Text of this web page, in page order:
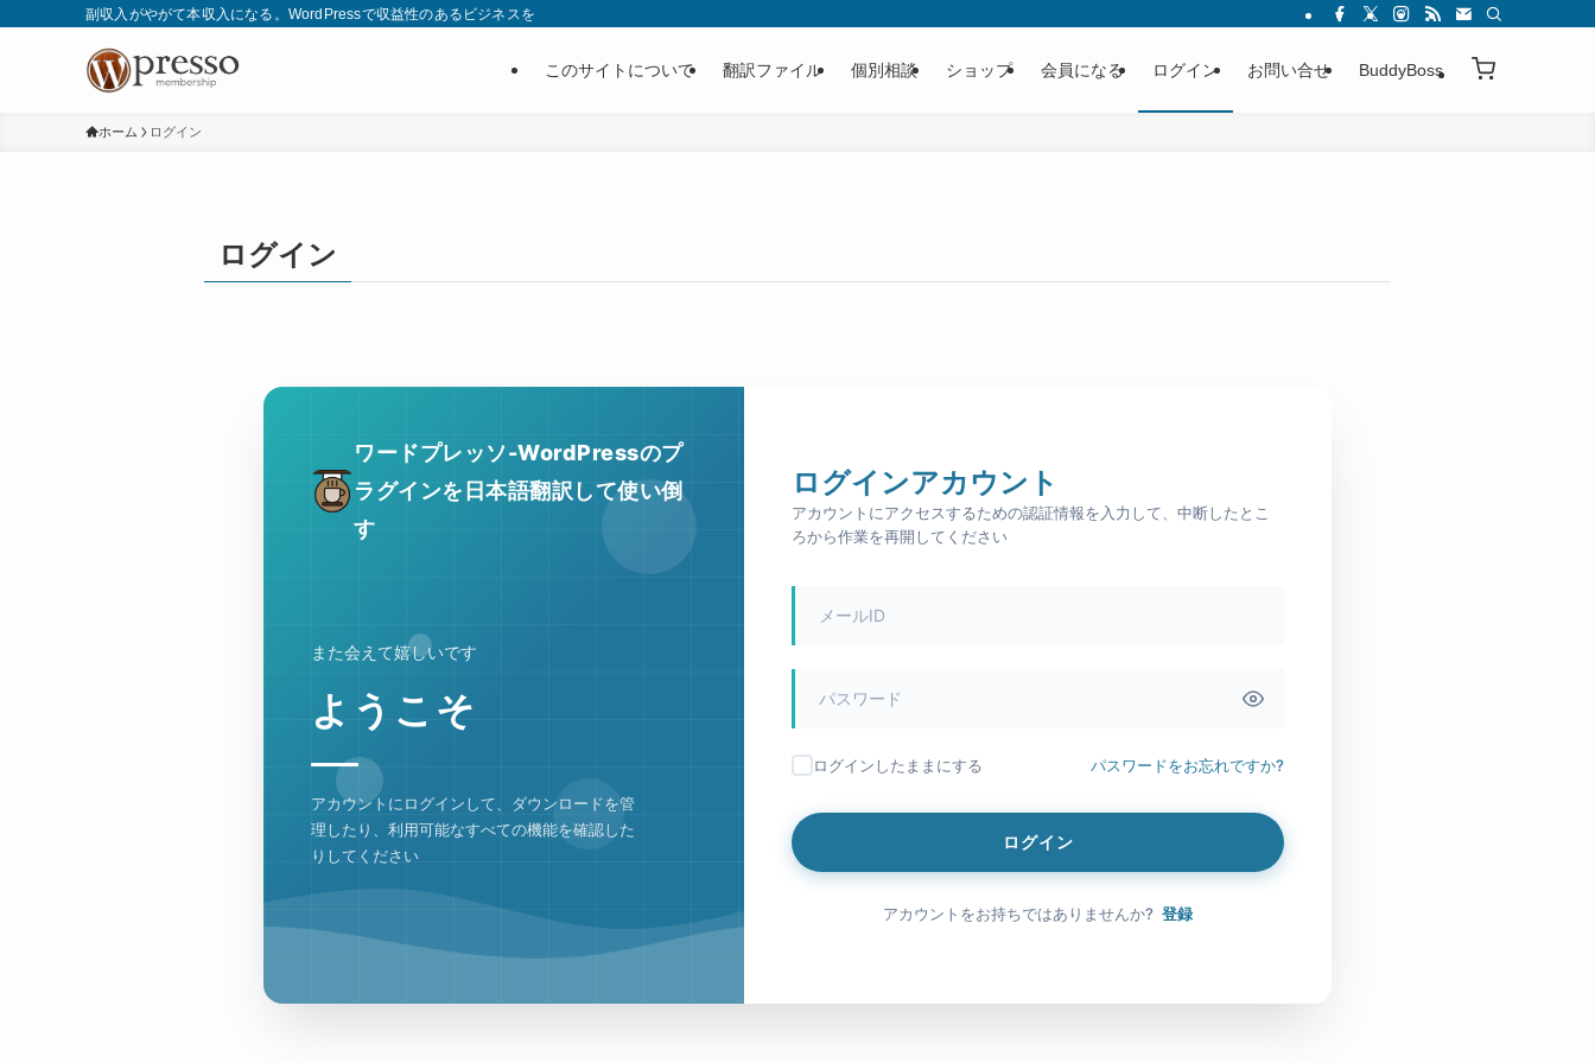
副収入がやがて本収入になる。WordPressで収益性のあるビジネスを
このサイトについて 翻訳ファイル 個別相談 ショップ 会員になる ログイン お問い合せ BuddyBoss
ホーム ログイン
ログイン
ワードプレッソ-WordPressのプ
ラグインを日本語翻訳して使い倒
す
また会えて嬉しいです
ようこそ
アカウントにログインして、ダウンロードを管
理したり、利用可能なすべての機能を確認した
りしてください
ログインアカウント
アカウントにアクセスするための認証情報を入力して、中断したとこ
ろから作業を再開してください
ログインしたままにする パスワードをお忘れですか?
ログイン
アカウントをお持ちではありませんか? 登録